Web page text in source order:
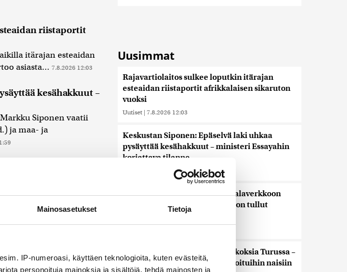
Mainosasetukset Tietoja
IP-numeroasi, käyttäen teknologioita, kuten evästeitä,
personoituja mainoksia ja sisältöjä, tehdä mainosten ja
riistaportit
itärajan esteaidan
asiasta... 7.8.2026 12:03
kesähakkuut –
Siponen vaatii
ja maa- ja
Uusimmat
Rajavartiolaitos sulkee loputkin itärajan
esteaidan riistaportit afrikkalaisen sikaruton
vuoksi
Uutiset | 7.8.2026 12:03
Keskustan Siponen: Epäselvä laki uhkaa
pysäyttää kesähakkuut – ministeri Essayahin
korjattava tilanne
7.8.2026 11:59
Saimaannorpan kuutti kuoli kalaverkkoon
Liperissä – jo vuoden 12:s tietoon tullut
Poliisi tutkii useita seksuaalirikoksia Turussa –
kohdistuneet sattumalta valikoituihin naisiin